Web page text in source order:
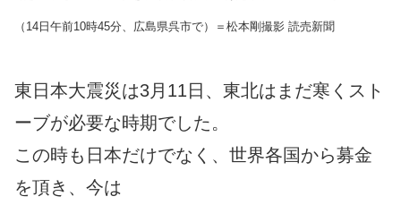
（14日午前10時45分、広島県呉市で）＝松本剛撮影 読売新聞
東日本大震災は3月11日、東北はまだ寒くスト
ーブが必要な時期でした。
この時も日本だけでなく、世界各国から募金
を頂き、今は